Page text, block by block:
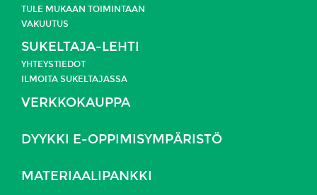
TULE MUKAAN TOIMINTAAN
VAKUUTUS
SUKELTAJA-LEHTI
YHTEYSTIEDOT
ILMOITA SUKELTAJASSA
VERKKOKAUPPA
DYYKKI E-OPPIMISYMPÄRISTÖ
MATERIAALIPANKKI